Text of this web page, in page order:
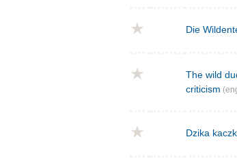
Die
The wild
criticism
Dzika